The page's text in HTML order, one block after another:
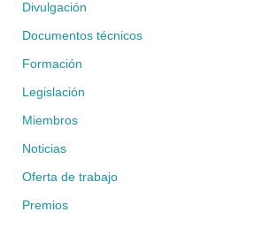
Divulgación
Documentos técnicos
Formación
Legislación
Miembros
Noticias
Oferta de trabajo
Premios